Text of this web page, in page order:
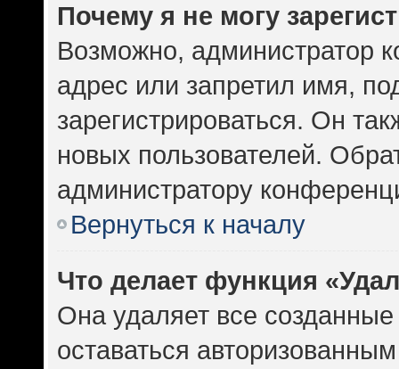
Почему я не могу
Возможно, администратор
адрес или запретил имя,
зарегистрироваться. Он
новых пользователей.
администратору
Вернуться к началу
Что делает функция
Она удаляет все
оставаться